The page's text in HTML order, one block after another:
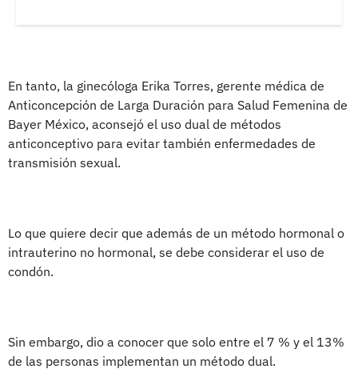
En tanto, la ginecóloga Erika Torres, gerente médica de
Anticoncepción de Larga Duración para Salud Femenina de
Bayer México, aconsejó el uso dual de métodos
anticonceptivo para evitar también enfermedades de
transmisión sexual.
Lo que quiere decir que además de un método hormonal o
intrauterino no hormonal, se debe considerar el uso de
condón.
Sin embargo, dio a conocer que solo entre el 7 % y el 13%
de las personas implementan un método dual.